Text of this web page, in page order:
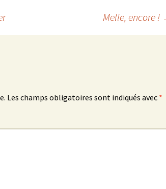
Melle, encore !
Les champs obligatoires sont indiqués avec *